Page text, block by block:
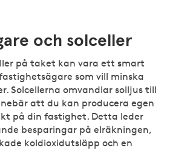
och solceller
på taket kan vara ett smart
som vill minska
Solcellerna omvandlar solljus till
att du kan producera egen
på din fastighet. Detta leder
besparingar på elräkningen,
koldioxidutsläpp och en